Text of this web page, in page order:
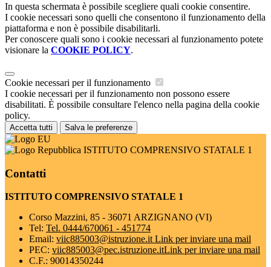
In questa schermata è possibile scegliere quali cookie consentire.
I cookie necessari sono quelli che consentono il funzionamento della
piattaforma e non è possibile disabilitarli.
Per conoscere quali sono i cookie necessari al funzionamento potete
visionare la COOKIE POLICY.
Cookie necessari per il funzionamento
I cookie necessari per il funzionamento non possono essere
disabilitati. È possibile consultare l'elenco nella pagina della cookie
policy.
Accetta tutti Salva le preferenze
ISTITUTO COMPRENSIVO STATALE 1
Contatti
ISTITUTO COMPRENSIVO STATALE 1
Corso Mazzini, 85 - 36071 ARZIGNANO (VI)
Tel: Tel. 0444/670061 - 451774
Email: viic885003@istruzione.it Link per inviare una mail
PEC: viic885003@pec.istruzione.itLink per inviare una mail
C.F.: 90014350244